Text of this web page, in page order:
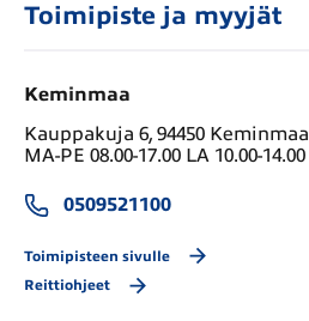
Toimipiste ja myyjät
Keminmaa
Kauppakuja 6, 94450 Keminmaa
MA-PE 08.00-17.00 LA 10.00-14.00
0509521100
Toimipisteen sivulle
Reittiohjeet